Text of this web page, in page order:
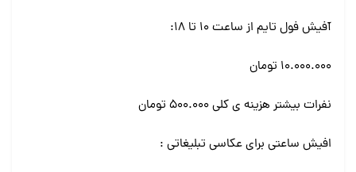
آفیش فول تایم از ساعت 10 تا 18:
۱۰.۰۰۰.۰۰۰ تومان
نفرات بیشتر هزینه ی کلی ۵۰۰.۰۰۰ تومان
افیش ساعتی برای عکاسی تبلیغاتی :